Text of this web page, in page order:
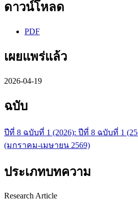
ดาวน์โหลด
PDF
เผยแพร่แล้ว
2026-04-19
ฉบับ
ปีที่ 8 ฉบับที่ 1 (2026): ปีที่ 8 ฉบับที่ 1
(มกราคม-เมษายน 2569)
ประเภทบทความ
Research Article